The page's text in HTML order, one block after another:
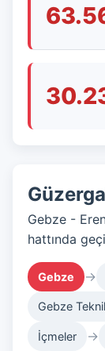
Gebze -
hattında
Gebze →
Gebze
İçmeler →